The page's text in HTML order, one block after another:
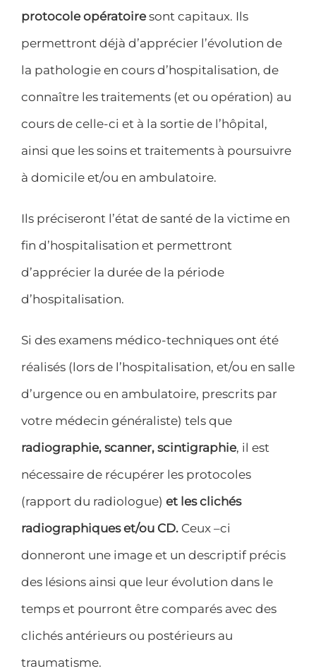
protocole opératoiresont capitaux. Ils
permettront déjà d’apprécier l’évolution de
la pathologie en cours d’hospitalisation, de
connaître les traitements (et ou opération) au
cours de celle-ci et à la sortie de l’hôpital,
ainsi que les soins et traitements à poursuivre
à domicile et/ou en ambulatoire.
Ils préciseront l’état de santé de la victime en
fin d’hospitalisation et permettront
d’apprécier la durée de la période
d’hospitalisation.
Si des examens médico-techniques ont été
réalisés (lors de l’hospitalisation, et/ou en salle
d’urgence ou en ambulatoire, prescrits par
votre médecin généraliste) tels que
radiographie, scanner, scintigraphie, il est
nécessaire de récupérer les protocoles
(rapport du radiologue) et les clichés
radiographiques et/ou CD. Ceux –ci
donneront une image et un descriptif précis
des lésions ainsi que leur évolution dans le
temps et pourront être comparés avec des
clichés antérieurs ou postérieurs au
traumatisme.